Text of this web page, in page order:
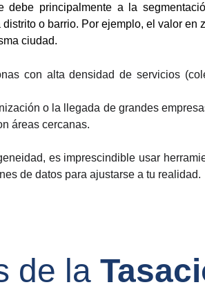
debe principalmente a la
o barrio. Por ejemplo, el valor
ciudad.
con alta densidad de servicios
o la llegada de grandes
áreas cercanas.
es imprescindible usar
de datos para ajustarse a tu realidad.
de la